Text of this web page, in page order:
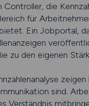
die
für
Ein Jobportal,
zu den eigenen
sind.
Verständnis